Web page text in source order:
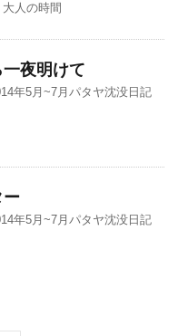
大人の時間
夜明けて
年5月~7月パタヤ沈没日記
ー
年5月~7月パタヤ沈没日記